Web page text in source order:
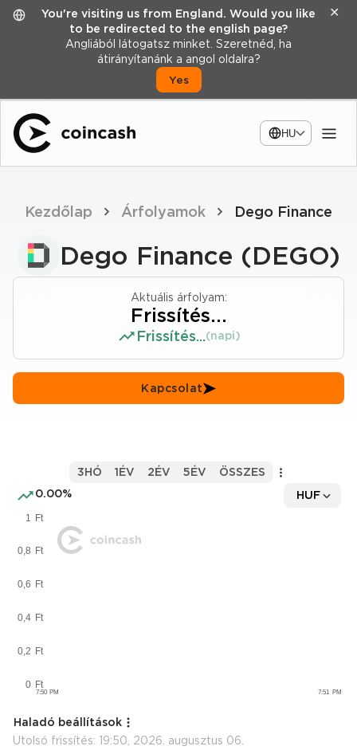
You're visiting us from England. Would you like
to be redirected to the english page?
Angliából látogatsz minket. Szeretnéd, ha
átirányítanánk a angol oldalra?
Yes
✕
HU
Kezdőlap Árfolyamok Dego Finance
Dego Finance (DEGO)
Aktuális árfolyam:
Frissítés...
Frissítés...(napi)
Kapcsolat
0.00% HUF
3HÓ 1ÉV 2ÉV 5ÉV ÖSSZES
Haladó beállítások
Utolsó frissítés: 19:50, 2026. augusztus 06.